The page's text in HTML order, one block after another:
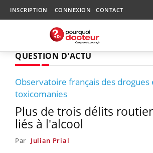
INSCRIPTION CONNEXION CONTACT
QUESTION D'ACTU
Observatoire français des drogues
toxicomanies
Plus de trois délits
liés à l'alcool
Par Julian Prial